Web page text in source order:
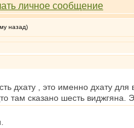
назад)
дхату , это именно дхату
там сказано шесть виджгяна.